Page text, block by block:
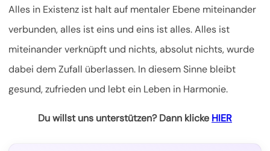
Alles in Existenz ist halt auf mentaler Ebene miteinander
verbunden, alles ist eins und eins ist alles. Alles ist
miteinander verknüpft und nichts, absolut nichts, wurde
dabei dem Zufall überlassen. In diesem Sinne bleibt
gesund, zufrieden und lebt ein Leben in Harmonie.
Du willst uns unterstützen? Dann klicke HIER